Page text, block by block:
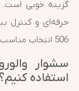
گزینه خوبی است.
506 انتخاب مناسب‌تری خواهد بود.
استفاده کنیم؟